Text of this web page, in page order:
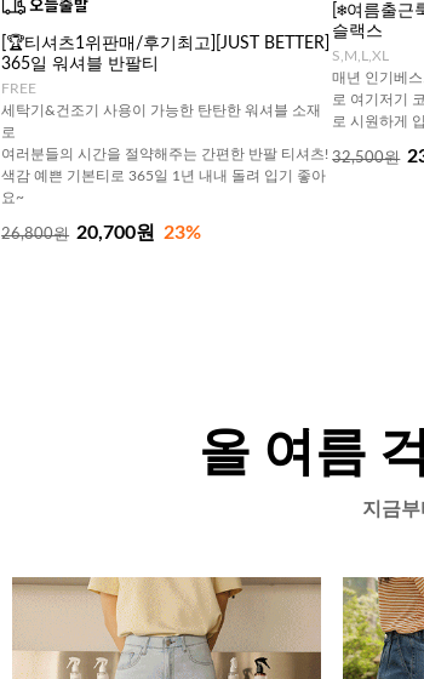
[🏆티셔츠1위판매/후기최고][JUST BETTER]
365일 워셔블 반팔티
FREE
세탁기&건조기 사용이 가능한 탄탄한 워셔블 소재
로
여러분들의 시간을 절약해주는 간편한 반팔 티셔츠!
색감 예쁜 기본티로 365일 1년 내내 돌려 입기 좋아
요~
26,800원 20,700원 23%
[❄️여름출근
슬랙스
S,M,L,XL
매년 인기베
로 여기저기
로 시원하게
32,500원
올 여름
지금부